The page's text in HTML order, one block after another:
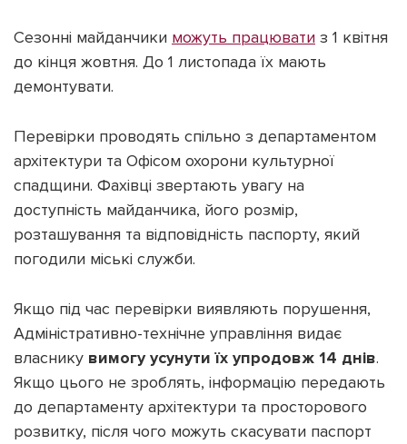
Сезонні майданчики можуть працювати з 1 квітня
до кінця жовтня. До 1 листопада їх мають
демонтувати.
Перевірки проводять спільно з департаментом
архітектури та Офісом охорони культурної
спадщини. Фахівці звертають увагу на
доступність майданчика, його розмір,
розташування та відповідність паспорту, який
погодили міські служби.
Якщо під час перевірки виявляють порушення,
Адміністративно-технічне управління видає
власнику вимогу усунути їх упродовж 14 днів.
Якщо цього не зроблять, інформацію передають
до департаменту архітектури та просторового
розвитку, після чого можуть скасувати паспорт